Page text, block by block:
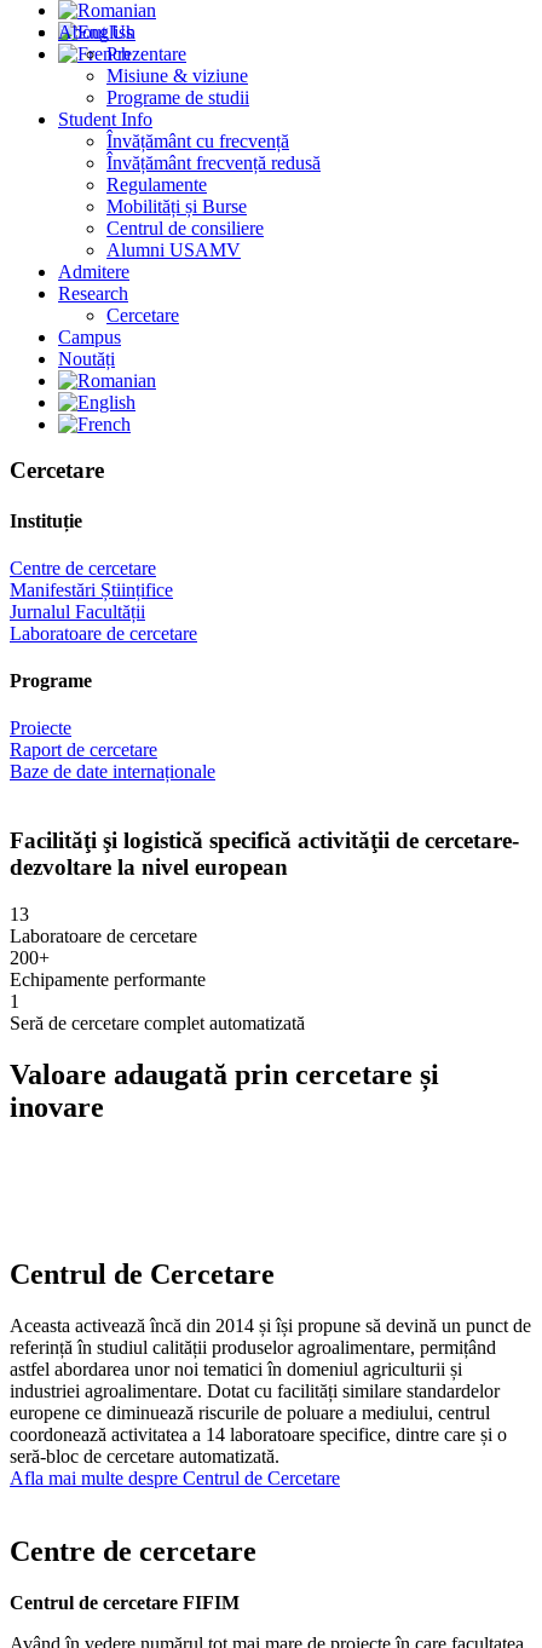
About Us
Prezentare
Misiune & viziune
Programe de studii
Student Info
Învățământ cu frecvență
Învățământ frecvență redusă
Regulamente
Mobilități și Burse
Centrul de consiliere
Alumni USAMV
Admitere
Research
Cercetare
Campus
Noutăți
Cercetare
Instituție
Centre de cercetare
Manifestări Științifice
Jurnalul Facultății
Laboratoare de cercetare
Programe
Proiecte
Raport de cercetare
Baze de date internaționale
Facilităţi şi logistică specifică activităţii de cercetare-
dezvoltare la nivel european
13
Laboratoare de cercetare
200+
Echipamente performante
1
Seră de cercetare complet automatizată
Valoare adaugată prin cercetare și
inovare
Centrul de Cercetare
Aceasta activează încă din 2014 și își propune să devină un punct de
referință în studiul calității produselor agroalimentare, permițând
astfel abordarea unor noi tematici în domeniul agriculturii și
industriei agroalimentare. Dotat cu facilități similare standardelor
europene ce diminuează riscurile de poluare a mediului, centrul
coordonează activitatea a 14 laboratoare specifice, dintre care și o
seră-bloc de cercetare automatizată.
Afla mai multe despre Centrul de Cercetare
Centre de cercetare
Centrul de cercetare FIFIM